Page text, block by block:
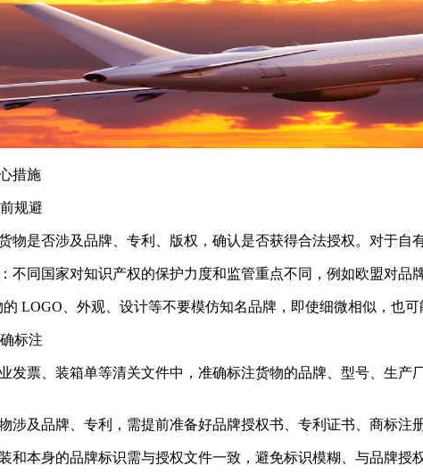
措施
规避
是否涉及品牌、专利、版权，确认是否获得合法授权。对于自
同国家对知识产权的保护力度和监管重点不同，例如欧盟对品
、外观、设计等不要模仿知名品牌，即使细微相似，也可
标注
票、装箱单等清关文件中，准确标注货物的品牌、型号、生产
及品牌、专利，需提前准备好品牌授权书、专利证书、商标注
本身的品牌标识需与授权文件一致，避免标识模糊、与品牌授权